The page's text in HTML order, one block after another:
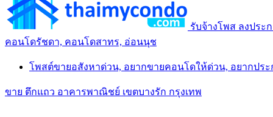
รับจ้างโพส ลงประ
คอนโดรัชดา, คอนโดสาทร, อ่อนนุช
โพสต์ขายอสังหาด่วน, อยากขายคอนโดให้ด่วน, อยากปร
ขาย ตึกแถว อาคารพาณิชย์ เขตบางรัก กรุงเทพ